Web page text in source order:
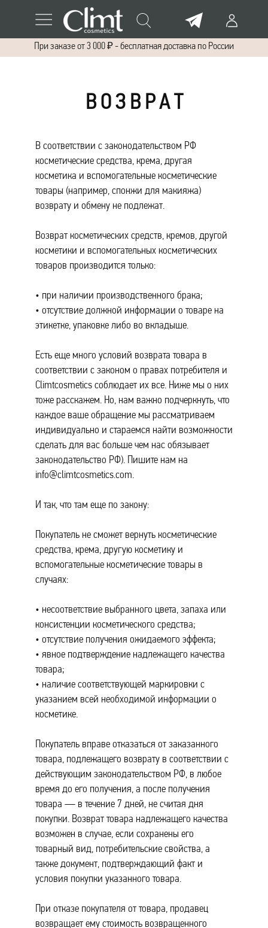
При заказе от 3 000 ₽ - бесплатная доставка по России
В О З В Р А Т
В соответствии с законодательством РФ
косметические средства, крема, другая
косметика и вспомогательные косметические
товары (например, спонжи для макияжа)
возврату и обмену не подлежат.
Возврат косметических средств, кремов, другой
косметики и вспомогательных косметических
товаров производится только:
при наличии производственного брака;
отсутствие должной информации о товаре на
этикетке, упаковке либо во вкладыше.
Есть еще много условий возврата товара в
соответствии с законом о правах потребителя и
Climtcosmetics соблюдает их все. Ниже мы о них
тоже расскажем. Но, нам важно подчеркнуть, что
каждое ваше обращение мы рассматриваем
индивидуально и стараемся найти возможности
сделать для вас больше чем нас обязывает
законодательство РФ). Пишите нам на
info@climtcosmetics.com.
И так, что там еще по закону:
Покупатель не сможет вернуть косметические
средства, крема, другую косметику и
вспомогательные косметические товары в
случаях:
несоответствие выбранного цвета, запаха или
консистенции косметического средства;
отсутствие получения ожидаемого эффекта;
явное подтверждение надлежащего качества
товара;
наличие соответствующей маркировки с
указанием всей необходимой информации о
косметике.
Покупатель вправе отказаться от заказанного
товара, подлежащего возврату в соответствии с
действующим законодательством РФ, в любое
время до его получения, а после получения
товара — в течение 7 дней, не считая дня
покупки. Возврат товара надлежащего качества
возможен в случае, если сохранены его
товарный вид, потребительские свойства, а
также документ, подтверждающий факт и
условия покупки указанного товара.
При отказе покупателя от товара, продавец
возвращает ему стоимость возвращенного